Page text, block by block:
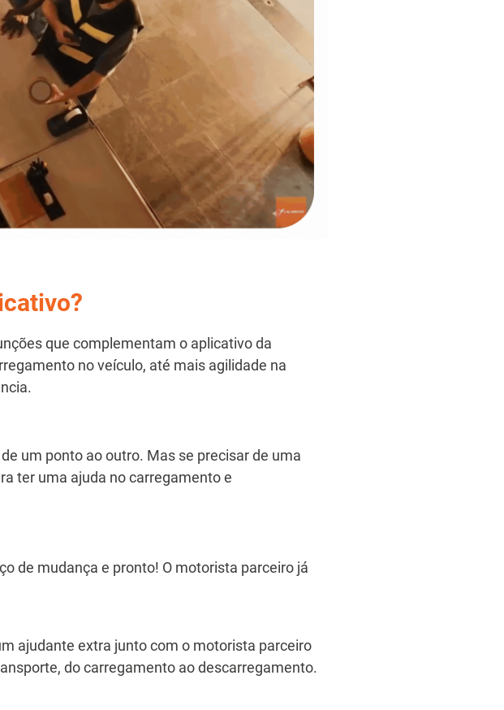
que complementam o aplicativo da
no veículo, até mais agilidade na
um ponto ao outro. Mas se precisar de uma
ter uma ajuda no carregamento e
de mudança e pronto! O motorista parceiro já
ajudante extra junto com o motorista parceiro
do carregamento ao descarregamento.